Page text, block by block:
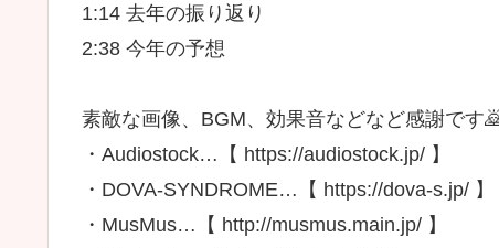
1:14 去年の振り返り
2:38 今年の予想
素敵な画像、BGM、効果音などなど感謝です
・Audiostock…【 https://audiostock.jp/ 】
・DOVA-SYNDROME…【 https://dova-s.jp/ 】
・MusMus…【 http://musmus.main.jp/ 】